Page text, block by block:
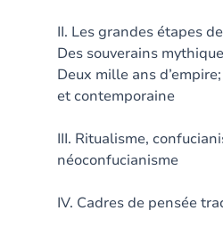
II. Les grandes étapes
Des souverains
Deux mille ans
et contemporaine
III. Ritualisme,
néoconfucianisme
IV. Cadres de pensée